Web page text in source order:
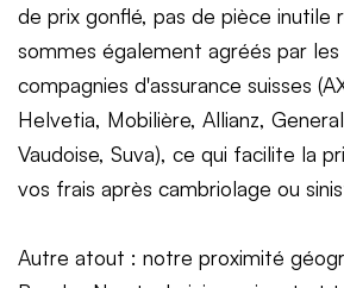
de prix gonflé, pas de pièce inutile
sommes également agréés par les
compagnies d'assurance suisses
Helvetia, Mobilière, Allianz,
Vaudoise, Suva), ce qui facilite la
vos frais après cambriolage ou
Autre atout : notre proximité